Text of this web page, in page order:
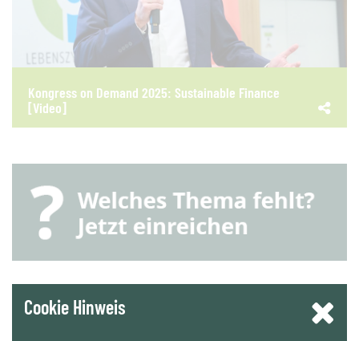
Kongress on Demand 2025: Sustainable Finance
[Video]
YouTube
Cookie Hinweis